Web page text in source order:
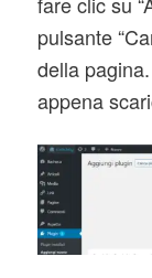
pulsante
della
appena